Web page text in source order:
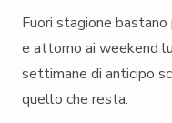
Fuori stagione bastano
e attorno ai weekend
settimane di anticipo
quello che resta.